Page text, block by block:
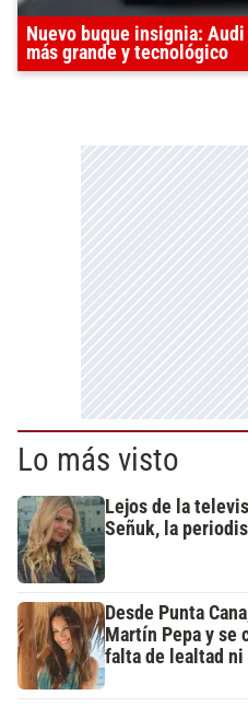
Nuevo buque insignia:
más grande y tecnológico
Lo más visto
Lejos de la
Señuk, la
Desde Punta
Martín Pepa y se
falta de lealtad ni